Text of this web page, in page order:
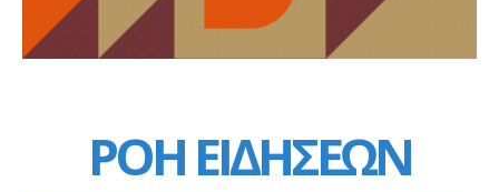
ΡΟΗ ΕΙΔΗΣΕΩΝ